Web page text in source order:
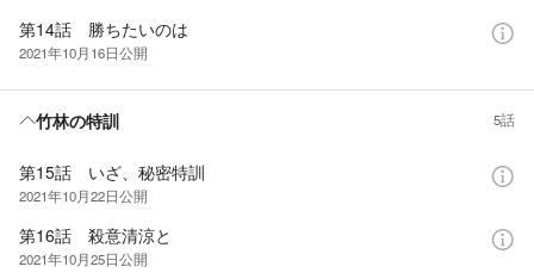
第14話 勝ちたいのは
2021年10月16日公開
竹林の特訓 5話
第15話 いざ、秘密特訓
2021年10月22日公開
第16話 殺意清涼と
2021年10月25日公開